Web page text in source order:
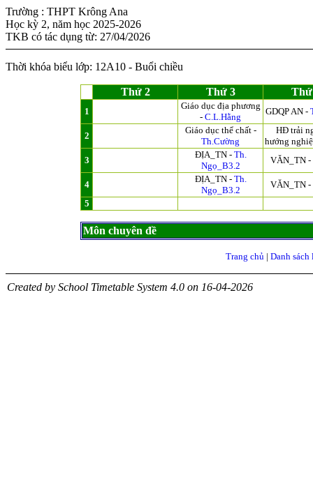
Trường : THPT Krông Ana
Học kỳ 2, năm học 2025-2026
TKB có tác dụng từ: 27/04/2026
Thời khóa biểu lớp: 12A10 - Buổi chiều
Thứ 2 Thứ 3 Thứ
1
Giáo dục địa phương
- C.L.Hằng
GDQP AN -
2
Giáo dục thể chất -
Th.Cường
HĐ trải
hướng
3
ĐỊA_TN - Th.
Ngọ_B3.2
VĂN_TN -
4
ĐỊA_TN - Th.
Ngọ_B3.2
VĂN_TN -
5
Môn chuyên đề
Trang chủ| Danh sách
Created by School Timetable System 4.0 on 16-04-2026